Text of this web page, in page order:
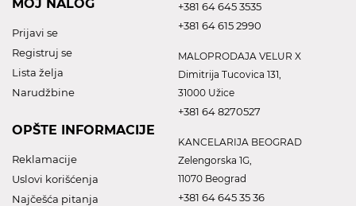
MOJ NALOG
Prijavi se
Registruj se
Lista želja
Narudžbine
OPŠTE INFORMACIJE
Reklamacije
Uslovi korišćenja
Najčešća pitanja
+381 64 645 3535
+381 64 615 2990
MALOPRODAJA VELUR X
Dimitrija Tucovica 131,
31000 Užice
+381 64 8270527
KANCELARIJA BEOGRAD
Zelengorska 1G,
11070 Beograd
+381 64 645 35 36